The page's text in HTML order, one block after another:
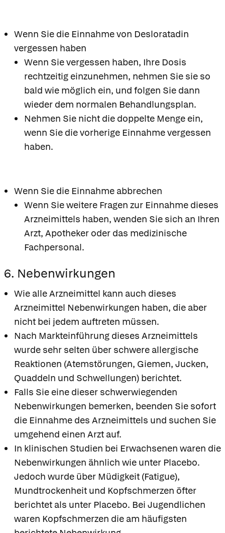
Wenn Sie die Einnahme von Desloratadin
vergessen haben
Wenn Sie vergessen haben, Ihre Dosis
rechtzeitig einzunehmen, nehmen Sie sie so
bald wie möglich ein, und folgen Sie dann
wieder dem normalen Behandlungsplan.
Nehmen Sie nicht die doppelte Menge ein,
wenn Sie die vorherige Einnahme vergessen
haben.
Wenn Sie die Einnahme abbrechen
Wenn Sie weitere Fragen zur Einnahme dieses
Arzneimittels haben, wenden Sie sich an Ihren
Arzt, Apotheker oder das medizinische
Fachpersonal.
6. Nebenwirkungen
Wie alle Arzneimittel kann auch dieses
Arzneimittel Nebenwirkungen haben, die aber
nicht bei jedem auftreten müssen.
Nach Markteinführung dieses Arzneimittels
wurde sehr selten über schwere allergische
Reaktionen (Atemstörungen, Giemen, Jucken,
Quaddeln und Schwellungen) berichtet.
Falls Sie eine dieser schwerwiegenden
Nebenwirkungen bemerken, beenden Sie sofort
die Einnahme des Arzneimittels und suchen Sie
umgehend einen Arzt auf.
In klinischen Studien bei Erwachsenen waren die
Nebenwirkungen ähnlich wie unter Placebo.
Jedoch wurde über Müdigkeit (Fatigue),
Mundtrockenheit und Kopfschmerzen öfter
berichtet als unter Placebo. Bei Jugendlichen
waren Kopfschmerzen die am häufigsten